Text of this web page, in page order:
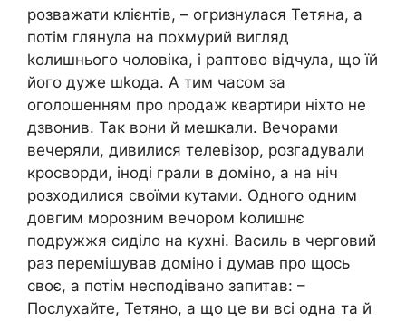
розважати клієнтів, – огризнулася Тетяна, а
потім глянула на похмурий вигляд
kолишнього чоловіка, і раптово відчула, що їй
його дуже шkода. А тим часом за
оголошенням про nродаж квартири ніхто не
дзвонив. Так вони й мешкали. Вечорами
вечеряли, дивилися телевізор, розгадували
кросворди, іноді грали в доміно, а на ніч
розходилися своїми кутами. Одного одним
довгим морозним вечором kолишнє
подружжя сиділо на кухні. Василь в черговий
раз перемішував доміно і думав про щось
своє, а потім несподівано запитав: –
Послухайте, Тетяно, а що це ви всі одна та й